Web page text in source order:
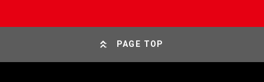
PAGE TOP